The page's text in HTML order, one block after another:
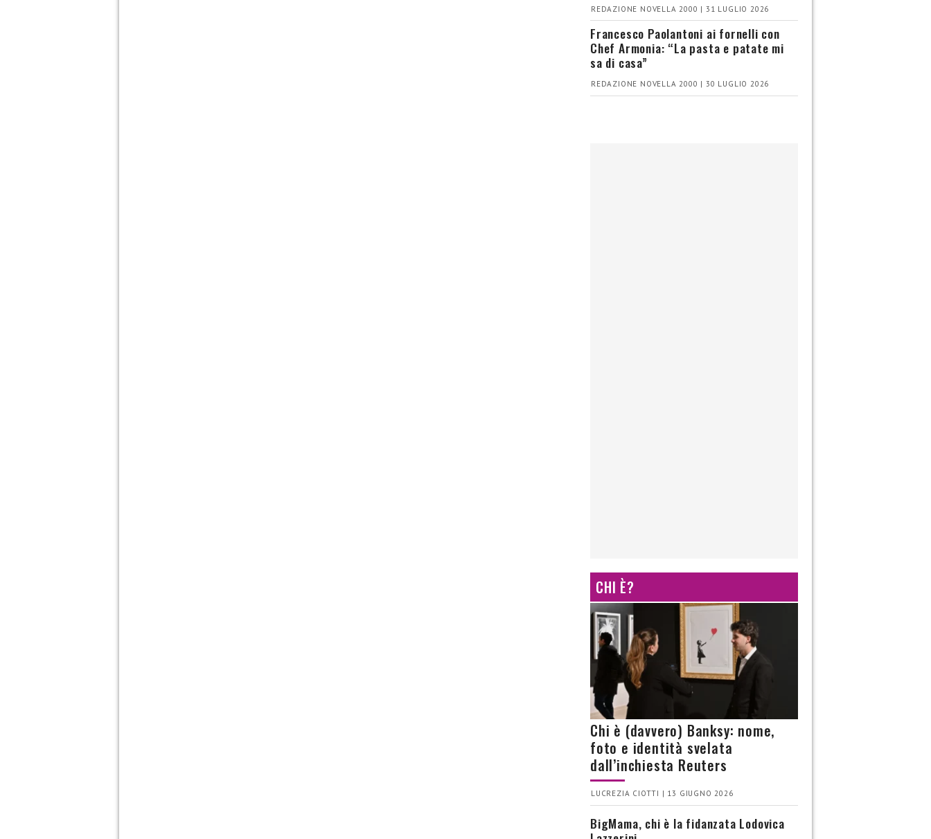
REDAZIONE NOVELLA 2000 | 31 LUGLIO 2026
Francesco Paolantoni ai fornelli con
Chef Armonia: “La pasta e patate mi
sa di casa”
REDAZIONE NOVELLA 2000 | 30 LUGLIO 2026
CHI È?
Chi è (davvero) Banksy: nome,
foto e identità svelata
dall’inchiesta Reuters
LUCREZIA CIOTTI | 13 GIUGNO 2026
BigMama, chi è la fidanzata Lodovica